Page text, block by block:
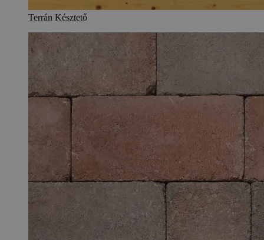
Terrán Késztető